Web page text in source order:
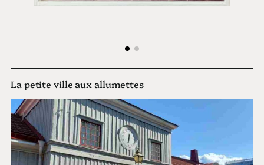
La petite ville aux allumettes